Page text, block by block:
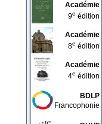
Académie
9e édition
Académie
8e édition
Académie
4e édition
BDLP
Francophonie